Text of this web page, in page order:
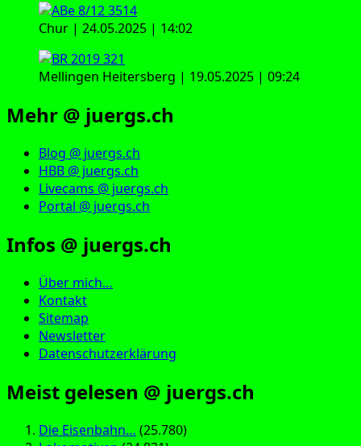
Chur | 24.05.2025 | 14:02
Mellingen Heitersberg | 19.05.2025 | 09:24
Mehr @ juergs.ch
Blog @ juergs.ch
HBB @ juergs.ch
Livecams @ juergs.ch
Portal @ juergs.ch
Infos @ juergs.ch
Über mich…
Kontakt
Sitemap
Newsletter
Datenschutzerklärung
Meist gelesen @ juergs.ch
Die Eisenbahn… (25.780)